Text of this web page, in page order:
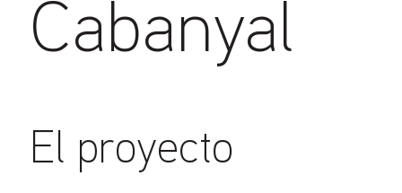
Cabanyal
El proyecto